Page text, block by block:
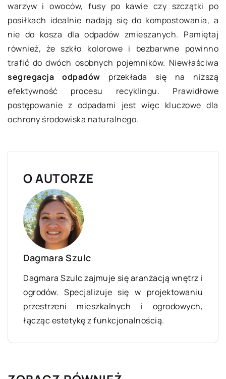
warzyw i owoców, fusy po kawie czy szczątki po
posiłkach idealnie nadają się do kompostowania, a
nie do kosza dla odpadów zmieszanych. Pamiętaj
również, że szkło kolorowe i bezbarwne powinno
trafić do dwóch osobnych pojemników. Niewłaściwa
segregacja odpadów przekłada się na niższą
efektywność procesu recyklingu. Prawidłowe
postępowanie z odpadami jest więc kluczowe dla
ochrony środowiska naturalnego.
O AUTORZE
Dagmara Szulc
Dagmara Szulc zajmuje się aranżacją wnętrz i
ogrodów. Specjalizuje się w projektowaniu
przestrzeni mieszkalnych i ogrodowych,
łącząc estetykę z funkcjonalnością.